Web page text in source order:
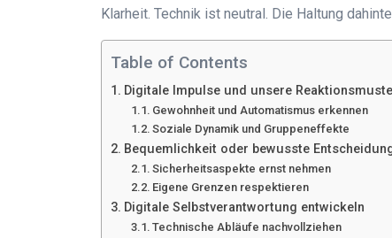
Klarheit. Technik ist neutral. Die Haltung
Table of Contents
Digitale Impulse und unsere
Gewohnheit und Automatismus erkennen
Soziale Dynamik und Gruppeneffekte
Bequemlichkeit oder bewusste
Sicherheitsaspekte ernst nehmen
Eigene Grenzen respektieren
Digitale Selbstverantwortung entwickeln
Technische Abläufe nachvollziehen